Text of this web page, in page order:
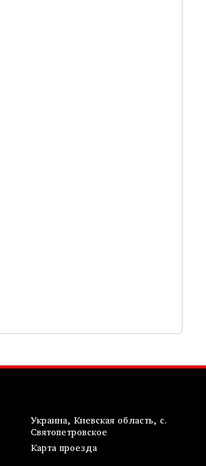
Украина, Киевская область, с.
Святопетровское
Карта проезда